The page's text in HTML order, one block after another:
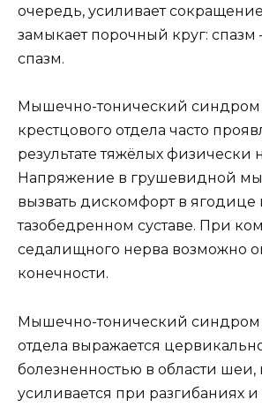
очередь, усиливает
замыкает порочный круг: спазм
спазм.
Мышечно-тонический синдром
крестцового отдела часто
результате тяжёлых физически
Напряжение в грушевидной
вызвать дискомфорт в ягодице
тазобедренном суставе. При
седалищного нерва возможно
конечности.
Мышечно-тонический
отдела выражается
болезненностью в области шеи,
усиливается при разгибаниях и